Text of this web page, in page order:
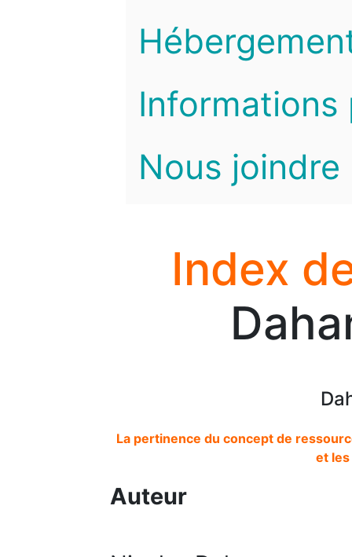
Informations
Nous joindre
Index
La pertinence du concept de
et
Auteur